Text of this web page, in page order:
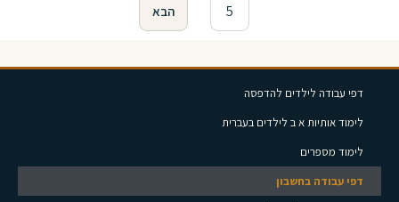
5 הבא
דפי עבודה לילדים להדפסה
לימוד אותיות א ב לילדים בעברית
לימוד מספרים
דפי עבודה בחשבון